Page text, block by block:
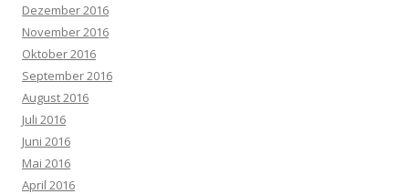
Dezember 2016
November 2016
Oktober 2016
September 2016
August 2016
Juli 2016
Juni 2016
Mai 2016
April 2016